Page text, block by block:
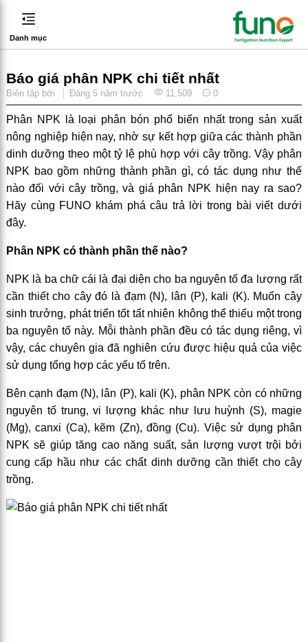
Danh mục
Báo giá phân NPK chi tiết nhất
Biên tập bởi Đăng 5 năm trước 11,509 0
Phân NPK là loại phân bón phổ biến nhất trong sản xuất
nông nghiệp hiện nay, nhờ sự kết hợp giữa các thành phần
dinh dưỡng theo một tỷ lệ phù hợp với cây trồng. Vậy phân
NPK bao gồm những thành phần gì, có tác dụng như thế
nào đối với cây trồng, và giá phân NPK hiện nay ra sao?
Hãy cùng FUNO khám phá câu trả lời trong bài viết dưới
đây.
Phân NPK có thành phần thế nào?
NPK là ba chữ cái là đại diện cho ba nguyên tố đa lượng rất
cần thiết cho cây đó là đạm (N), lân (P), kali (K). Muốn cây
sinh trưởng, phát triển tốt tất nhiên không thể thiếu một trong
ba nguyên tố này. Mỗi thành phần đều có tác dụng riêng, vì
vậy, các chuyên gia đã nghiên cứu được hiệu quả của việc
sử dụng tổng hợp các yếu tố trên.
Bên cạnh đạm (N), lân (P), kali (K), phân NPK còn có những
nguyên tố trung, vi lượng khác như lưu huỳnh (S), magie
(Mg), canxi (Ca), kẽm (Zn), đồng (Cu). Việc sử dụng phân
NPK sẽ giúp tăng cao năng suất, sản lượng vượt trội bởi
cung cấp hầu như các chất dinh dưỡng cần thiết cho cây
trồng.